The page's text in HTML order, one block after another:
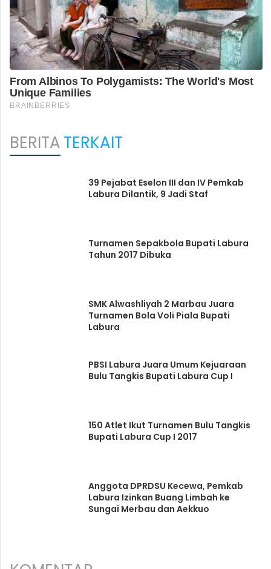
BERITATERKAIT
39 Pejabat Eselon III dan IV Pemkab
Labura Dilantik, 9 Jadi Staf
Turnamen Sepakbola Bupati Labura
Tahun 2017 Dibuka
SMK Alwashliyah 2 Marbau Juara
Turnamen Bola Voli Piala Bupati
Labura
PBSI Labura Juara Umum Kejuaraan
Bulu Tangkis Bupati Labura Cup I
150 Atlet Ikut Turnamen Bulu Tangkis
Bupati Labura Cup I 2017
Anggota DPRDSU Kecewa, Pemkab
Labura Izinkan Buang Limbah ke
Sungai Merbau dan Aekkuo